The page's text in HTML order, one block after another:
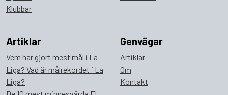
Klubbar
Artiklar
Vem har gjort mest mål i La
Liga? Vad är målrekordet i La
Liga?
Genvägar
Artiklar
Om
Kontakt